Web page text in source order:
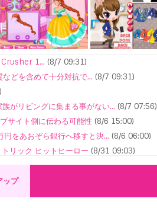
1... (8/7 09:31)
どを含めて十分対抗で... (8/7 09:31)
がリビングに集まる事がない... (8/7 07:56)
サイト側に伝わる可能性 (8/6 15:00)
をあおぞら銀行へ移すと決... (8/6 06:00)
リック ヒットヒーロー (8/31 09:03)
ピ・食べ方(12/23 01:40)
中途切れる
する時にtiktokも歌もあげ...(8/31 02:46)
ップ